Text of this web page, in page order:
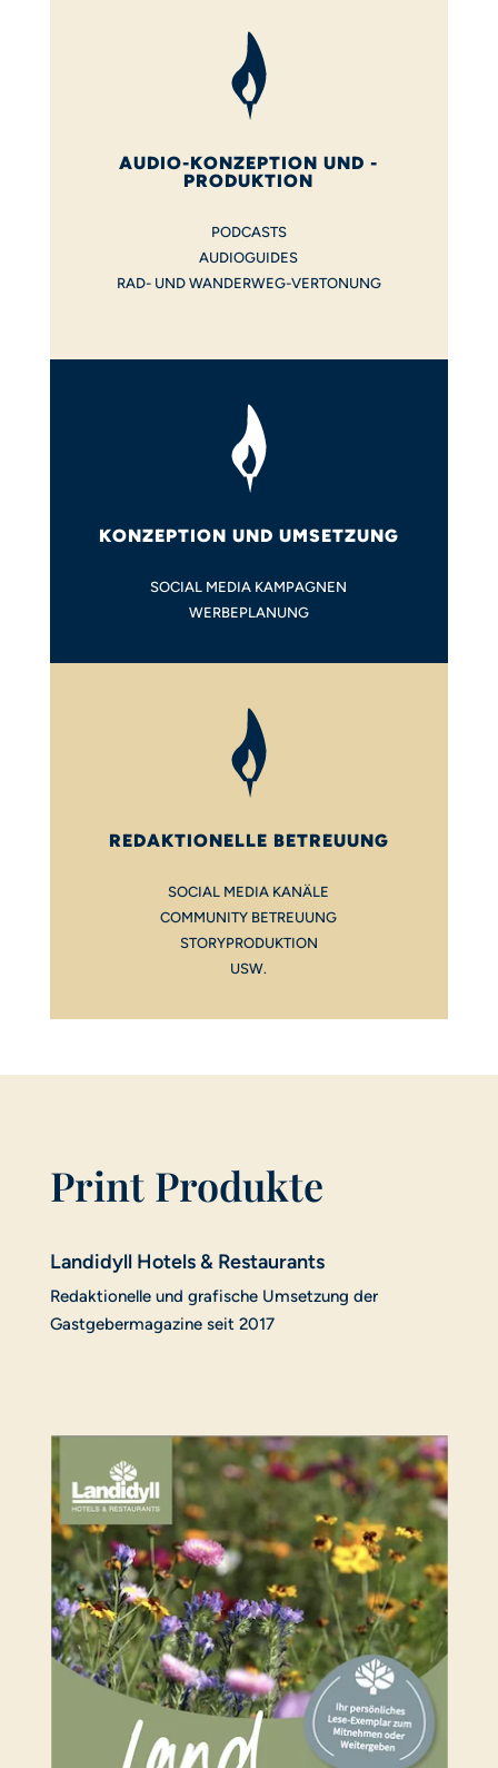
AUDIO-KONZEPTION UND -
PRODUKTION
PODCASTS
AUDIOGUIDES
RAD- UND WANDERWEG-VERTONUNG
KONZEPTION UND UMSETZUNG
SOCIAL MEDIA KAMPAGNEN
WERBEPLANUNG
REDAKTIONELLE BETREUUNG
SOCIAL MEDIA KANÄLE
COMMUNITY BETREUUNG
STORYPRODUKTION
USW.
Print Produkte
Landidyll Hotels & Restaurants
Redaktionelle und grafische Umsetzung der
Gastgebermagazine seit 2017